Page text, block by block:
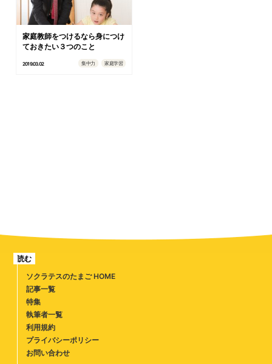
家庭教師をつけるなら身につけ
ておきたい３つのこと
2019.03.02 集中力 家庭学習
読む
ソクラテスのたまご HOME
記事一覧
特集
執筆者一覧
利用規約
プライバシーポリシー
お問い合わせ